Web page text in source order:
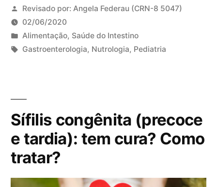
Revisado por: Angela Federau (CRN-8 5047)
02/06/2020
P
u
c
a
o
e
Alimentação, Saúde do Intestino
T
:
Gastroenterologia, Nutrologia, Pediatria
Sífilis congênita (precoce
e tardia): tem cura? Como
tratar?